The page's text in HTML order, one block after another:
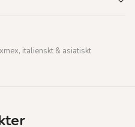
italienskt & asiatiskt